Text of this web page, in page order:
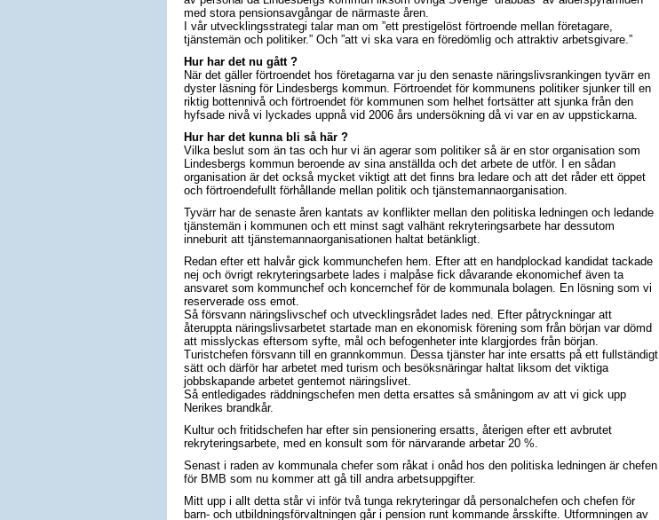
med stora pensionsavgångar de närmaste åren.
I vår utvecklingsstrategi talar man om ”ett prestigelöst förtroende mellan företagare,
tjänstemän och politiker.” Och ”att vi ska vara en föredömlig och attraktiv arbetsgivare.”
Hur har det nu gått ?
När det gäller förtroendet hos företagarna var ju den senaste näringslivsrankingen tyvärr en
dyster läsning för Lindesbergs kommun. Förtroendet för kommunens politiker sjunker till en
riktig bottennivå och förtroendet för kommunen som helhet fortsätter att sjunka från den
hyfsade nivå vi lyckades uppnå vid 2006 års undersökning då vi var en av uppstickarna.
Hur har det kunna bli så här ?
Vilka beslut som än tas och hur vi än agerar som politiker så är en stor organisation som
Lindesbergs kommun beroende av sina anställda och det arbete de utför. I en sådan
organisation är det också mycket viktigt att det finns bra ledare och att det råder ett öppet
och förtroendefullt förhållande mellan politik och tjänstemannaorganisation.
Tyvärr har de senaste åren kantats av konflikter mellan den politiska ledningen och ledande
tjänstemän i kommunen och ett minst sagt valhänt rekryteringsarbete har dessutom
inneburit att tjänstemannaorganisationen haltat betänkligt.
Redan efter ett halvår gick kommunchefen hem. Efter att en handplockad kandidat tackade
nej och övrigt rekryteringsarbete lades i malpåse fick dåvarande ekonomichef även ta
ansvaret som kommunchef och koncernchef för de kommunala bolagen. En lösning som vi
reserverade oss emot.
Så försvann näringslivschef och utvecklingsrådet lades ned. Efter påtryckningar att
återuppta näringslivsarbetet startade man en ekonomisk förening som från början var dömd
att misslyckas eftersom syfte, mål och befogenheter inte klargjordes från början.
Turistchefen försvann till en grannkommun. Dessa tjänster har inte ersatts på ett fullständigt
sätt och därför har arbetet med turism och besöksnäringar haltat liksom det viktiga
jobbskapande arbetet gentemot näringslivet.
Så entledigades räddningschefen men detta ersattes så småningom av att vi gick upp
Nerikes brandkår.
Kultur och fritidschefen har efter sin pensionering ersatts, återigen efter ett avbrutet
rekryteringsarbete, med en konsult som för närvarande arbetar 20 %.
Senast i raden av kommunala chefer som råkat i onåd hos den politiska ledningen är chefen
för BMB som nu kommer att gå till andra arbetsuppgifter.
Mitt upp i allt detta står vi inför två tunga rekryteringar då personalchefen och chefen för
barn- och utbildningsförvaltningen går i pension runt kommande årsskifte. Utformningen av